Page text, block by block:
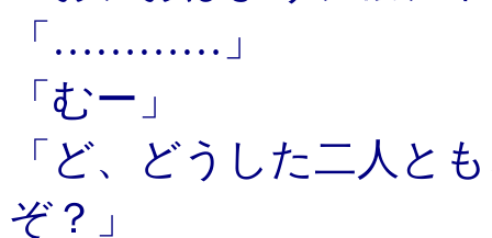
「…………」
「むー」
「ど、どうした二人と
ぞ？」